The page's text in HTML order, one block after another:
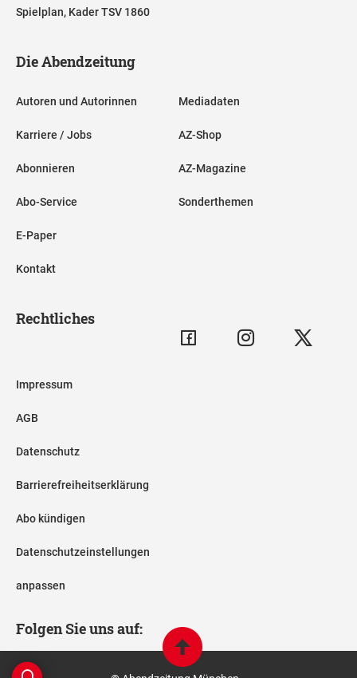
Spielplan, Kader TSV 1860
Die Abendzeitung
Autoren und Autorinnen
Karriere / Jobs
Abonnieren
Abo-Service
E-Paper
Kontakt
Mediadaten
AZ-Shop
AZ-Magazine
Sonderthemen
Rechtliches
Impressum
AGB
Datenschutz
Barrierefreiheitserklärung
Abo kündigen
Datenschutzeinstellungen
anpassen
Folgen Sie uns auf: